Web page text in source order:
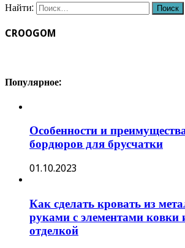
Найти:
CROOGOM
Популярное:
Особенности и
бордюров для брусчатки
01.10.2023
Как сделать кровать из
руками с элементами ковки
отделкой